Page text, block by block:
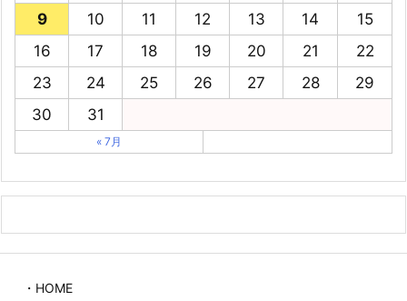
9
10 11 12 13 14
15
16
17 18 19 20 21
22
23
24 25 26 27 28
29
30
31
« 7月
・HOME